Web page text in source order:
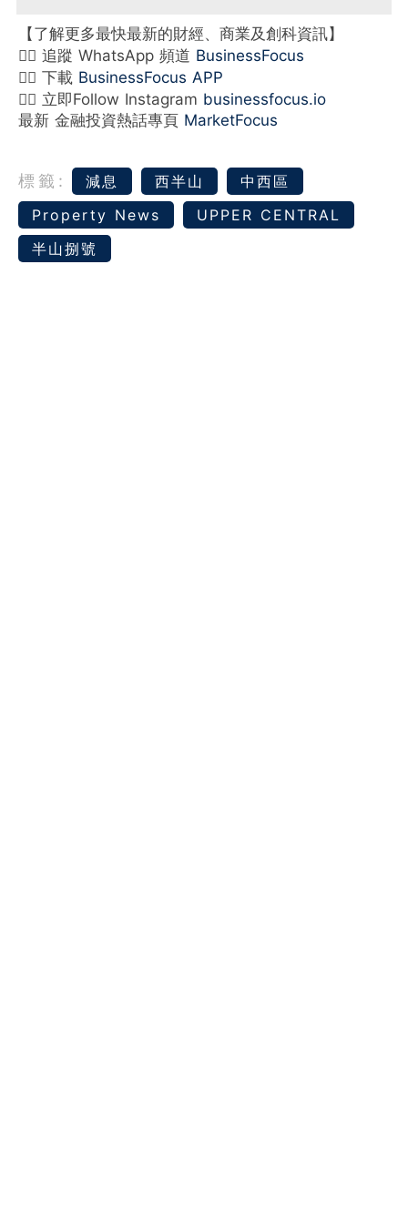
【了解更多最快最新的財經、商業及創科資訊】
👉🏻 追蹤 WhatsApp 頻道 BusinessFocus
👉🏻 下載 BusinessFocus APP
👉🏻 立即Follow Instagram businessfocus.io
最新 金融投資熱話專頁 MarketFocus
標籤: 減息 西半山
中西區
Property News
UPPER CENTRAL
半山捌號